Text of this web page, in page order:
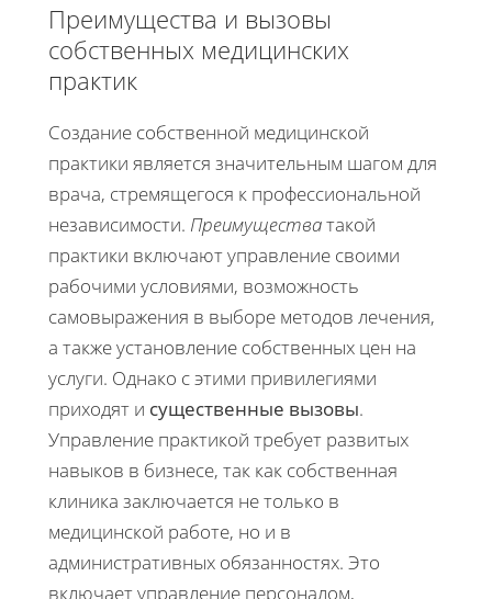
Преимущества и вызовы
собственных медицинских
практик
Создание собственной медицинской
практики является значительным шагом для
врача, стремящегося к профессиональной
независимости. Преимуществатакой
практики включают управление своими
рабочими условиями, возможность
самовыражения в выборе методов лечения,
а также установление собственных цен на
услуги. Однако с этими привилегиями
приходят и существенные вызовы.
Управление практикой требует развитых
навыков в бизнесе, так как собственная
клиника заключается не только в
медицинской работе, но и в
административных обязанностях. Это
включает управление персоналом,